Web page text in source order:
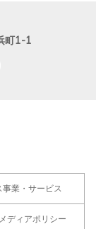
浜町1-1
事業・サービス
ディアポリシー